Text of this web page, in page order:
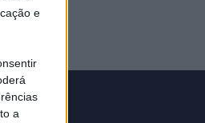
e
a